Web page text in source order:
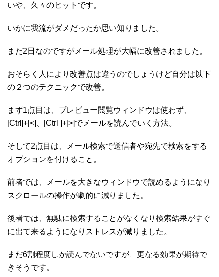
いや、久々のヒットです。
いかに我流がダメだったか思い知りました。
まだ2日なのですがメール処理が大幅に改善されました。
おそらく人により改善点は違うのでしょうけど自分は以下
の２つのテクニックで改善。
まず1点目は、プレビュー閲覧ウィンドウは使わず、
[Ctrl]+[<]、[Ctrl ]+[>]でメールを読んでいく方法。
そして2点目は、メール検索で送信者や宛先で検索をする
オプションを付けること。
前者では、メールを大きなウィンドウで読めるようになり
スクロールの操作が劇的に減りました。
後者では、無駄に検索することがなくなり検索結果がすぐ
に出て来るようになりストレスが減りました。
まだ6割程度しか読んでないですが、更なる効果が期待で
きそうです。